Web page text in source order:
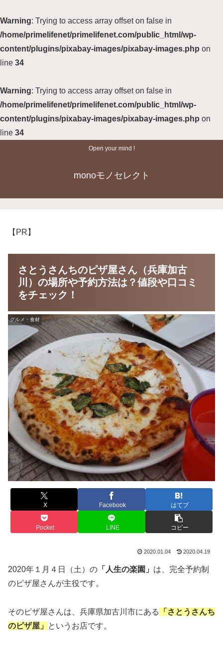
Warning: Trying to access array offset on false in
/home/primelifenet/primelifenet.com/public_html/wp-
content/plugins/pixabay-images/pixabay-images.php on
line 34
Warning: Trying to access array offset on false in
/home/primelifenet/primelifenet.com/public_html/wp-
content/plugins/pixabay-images/pixabay-images.php on
line 34
Open your mind !
monoモノセレクト
【PR】
さとうさんちのピザ屋さん（兵庫加古
川）の場所や予約方法は？値段や口コミ
をチェック！
グルメ・食材
X Facebook はてブ
Pocket LINE コピー
2020.01.04 2020.04.19
2020年１月４日（土）の 「人生の楽園」 は、完全予約制
のピザ屋さんが主役です。
そのピザ屋さんは、兵庫県加古川市にある
「さとうさんち
のピザ屋」
というお店です。